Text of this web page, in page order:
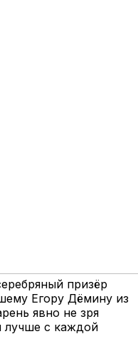
призёр
Егору Дёмину из
явно не зря
лучше с каждой